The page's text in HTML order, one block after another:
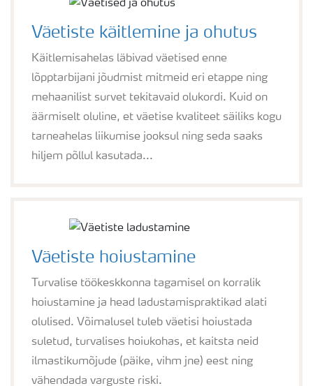
Väetiste käitlemine ja ohutus
Käitlemisahelas läbivad väetised enne
lõpptarbijani jõudmist mitmeid eri etappe ning
mehaanilist survet tekitavaid olukordi. Kuid on
äärmiselt oluline, et väetise kvaliteet säiliks kogu
tarneahelas liikumise jooksul ning seda saaks
hiljem põllul kasutada...
Väetiste hoiustamine
Turvalise töökeskkonna tagamisel on korralik
hoiustamine ja head ladustamispraktikad alati
olulised. Võimalusel tuleb väetisi hoiustada
suletud, turvalises hoiukohas, et kaitsta neid
ilmastikumõjude (päike, vihm jne) eest ning
vähendada varguste riski.